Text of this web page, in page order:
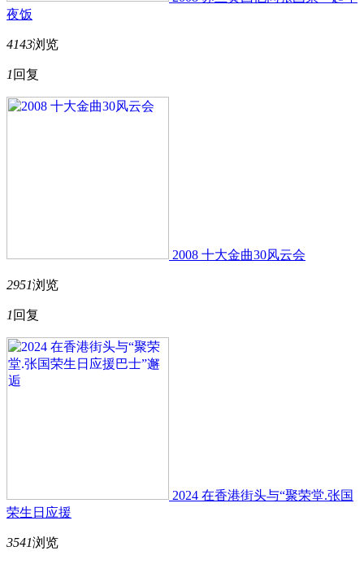
夜饭
4143浏览
1 回复
2008 十大金曲30风云会
2951浏览
1 回复
2024 在香港街头与“聚荣堂.张国
荣生日应援
3541浏览